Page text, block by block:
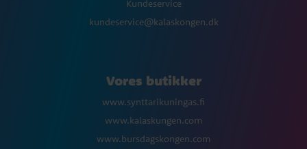
Kundeservice
kundeservice@kalaskongen.dk
Vores butikker
www.synttarikuningas.fi
www.kalaskungen.com
www.bursdagskongen.com